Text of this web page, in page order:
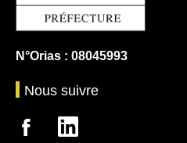
N°Orias : 08045993
Nous suivre